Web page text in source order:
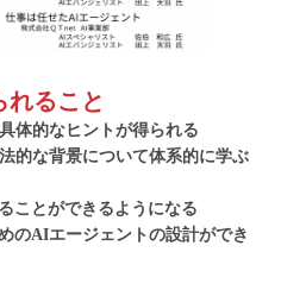
ること
体的なヒントが得られる
的な背景について体系的に学ぶ
ことができるようになる
のAIエージェントの設計ができ